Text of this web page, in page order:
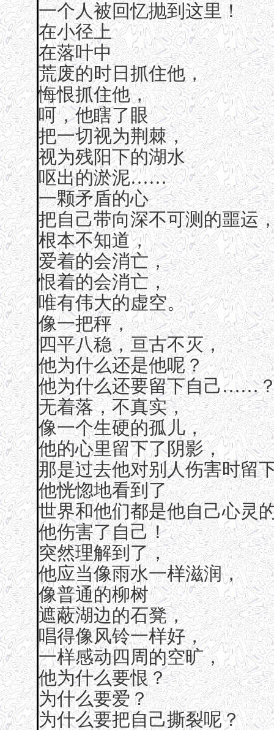
一个人被回忆抛到这里！
在小径上
在落叶中
荒废的时日抓住他，
悔恨抓住他，
呵，他瞎了眼
把一切视为荆棘，
视为残阳下的湖水
呕出的淤泥……
一颗矛盾的心
把自己带向深不可测的噩运
根本不知道，
爱着的会消亡，
恨着的会消亡，
唯有伟大的虚空。
像一把秤，
四平八稳，亘古不灭，
他为什么还是他呢？
他为什么还要留下自己……
无着落，不真实，
像一个生硬的孤儿，
他的心里留下了阴影，
那是过去他对别人伤害时留
他恍惚地看到了
世界和他们都是他自己心灵
他伤害了自己！
突然理解到了，
他应当像雨水一样滋润，
像普通的柳树
遮蔽湖边的石凳，
唱得像风铃一样好，
一样感动四周的空旷，
他为什么要恨？
为什么要爱？
为什么要把自己撕裂呢？